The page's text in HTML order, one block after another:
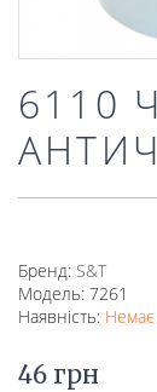
6110
Бренд: S&T
Модель: 7261
Наявність: Немає
46 грн